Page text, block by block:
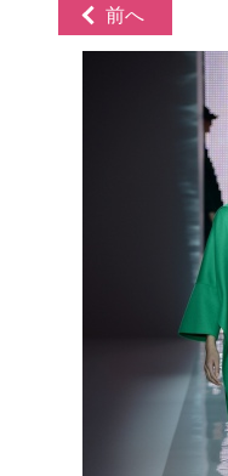
前へ